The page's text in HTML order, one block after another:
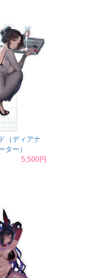
（ディアナ
ター）
5,500円